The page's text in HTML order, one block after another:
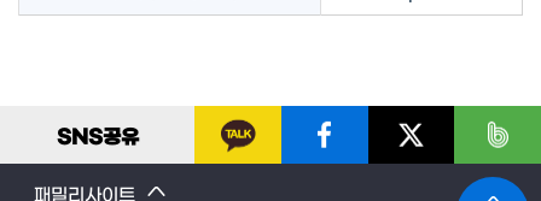
SNS공유
패밀리사이트